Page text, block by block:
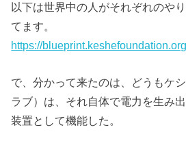
以下は世界中の人がそれぞれのや
てます。
https://
で、分かって来たのは、どうもケ
ラブ）は、それ自体で電力を生み
装置として機能した。